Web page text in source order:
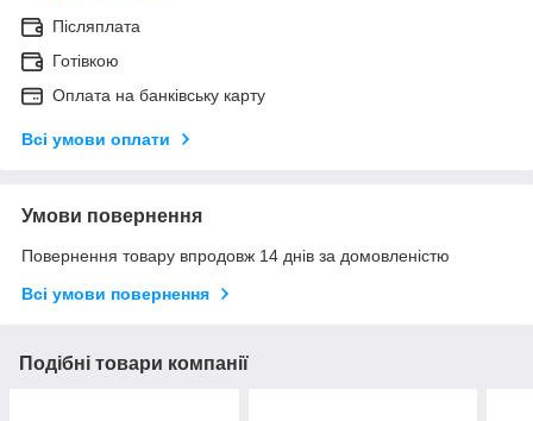
Післяплата
Готівкою
Оплата на банківську карту
Всі умови оплати
Умови повернення
Повернення товару впродовж 14 днів за домовленістю
Всі умови повернення
Подібні товари компанії